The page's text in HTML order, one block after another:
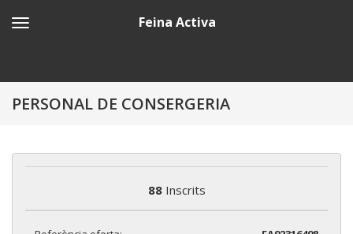
Feina Activa
PERSONAL DE CONSERGERIA
88Inscrits